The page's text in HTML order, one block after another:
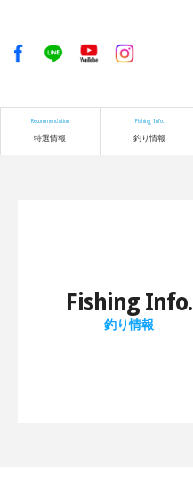
Recommendation
特選情報
Fishing Info.
釣り情報
Fishing Info.
釣り情報